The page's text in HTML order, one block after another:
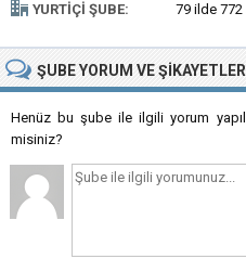
YURTIÇI ŞUBE: 79 ilde
ŞUBEYORUM VE ŞIKAYETLER
Henüz bu şube ile ilgili yorum
misiniz?